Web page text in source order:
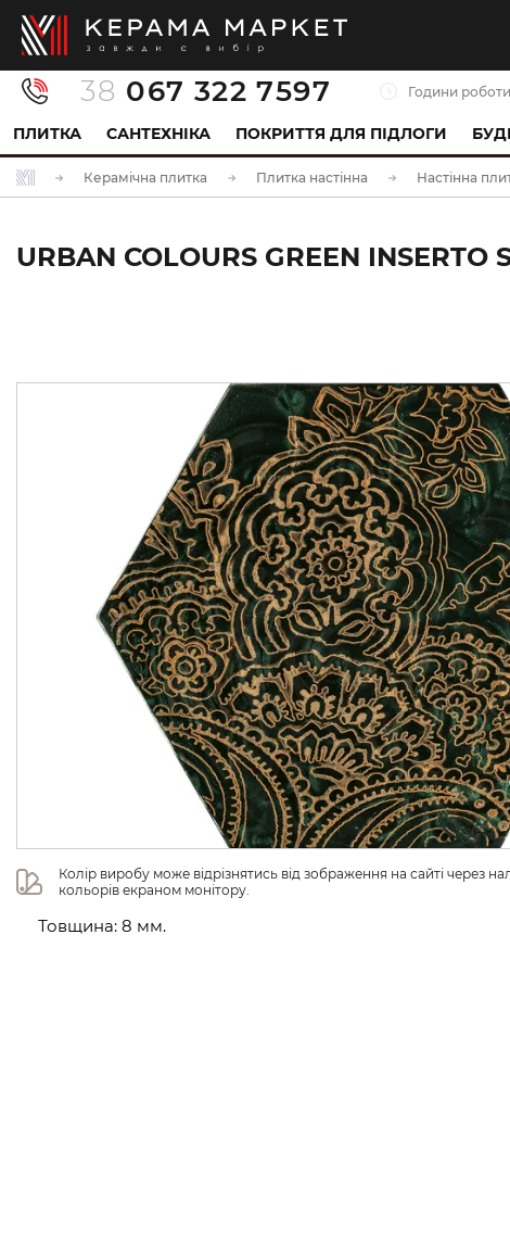
38 067 322 7597 Години
ПЛИТКА САНТЕХНІКА ПОКРИТТЯ ДЛЯ ПІДЛОГИ
Керамічна плитка Плитка настінна Настінна
URBAN COLOURS GREEN
Колір виробу може відрізнятись від зображення на сайті через
кольорів екраном монітору.
Товщина: 8 мм.